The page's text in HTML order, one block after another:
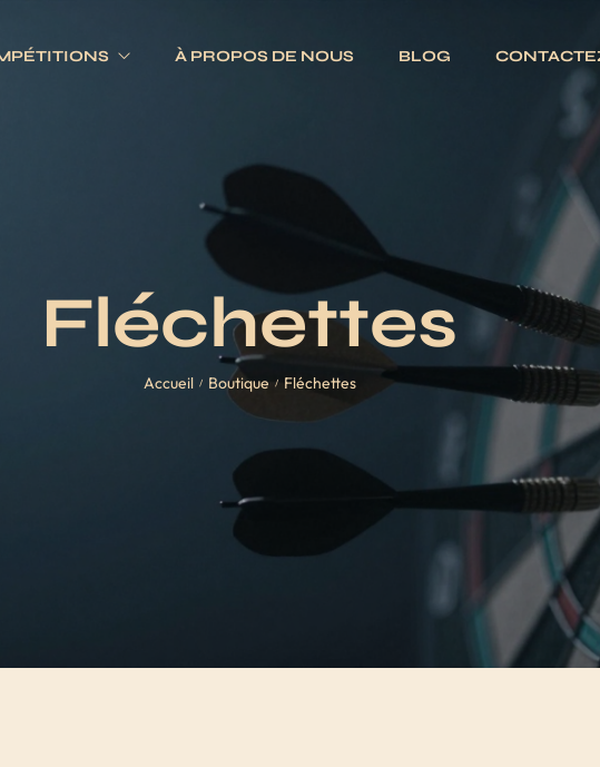
Jeux complets
Pointes
Tiges
À PROPOS DE NOUS BLOG
Fléchettes
Accueil / Boutique / Fléchettes